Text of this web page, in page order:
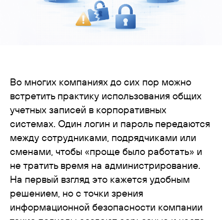
Во многих компаниях до сих пор можно
встретить практику использования общих
учетных записей в корпоративных
системах. Один логин и пароль передаются
между сотрудниками, подрядчиками или
сменами, чтобы «проще было работать» и
не тратить время на администрирование.
На первый взгляд это кажется удобным
решением, но с точки зрения
информационной безопасности компании